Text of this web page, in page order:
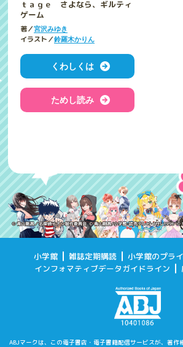
ｔａｇｅ さよなら、ギルティ
ゲーム
著／宮沢みゆき
イラスト／鈴羅木かりん
くわしくは
ためし読み
小学館 雑誌定期購読
小学館のプラ
インフォマティブデータガイドライン
ABJマークは、この電子書店・電子書籍配信サービスが、著作